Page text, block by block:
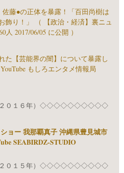
佐藤●の正体を暴露！「百田尚樹は
飾り！」 （ 【政治・経済】裏ニュ
2017/06/05 に公開 ）
た【芸能界の闇】について暴露し
もしろエンタメ情報局
２０１６年）◇◇◇◇◇◇◇◇◇◇
ョー 我那覇真子 沖縄県豊見城市
SEABIRDZ-STUDIO
２０１５年）◇◇◇◇◇◇◇◇◇◇